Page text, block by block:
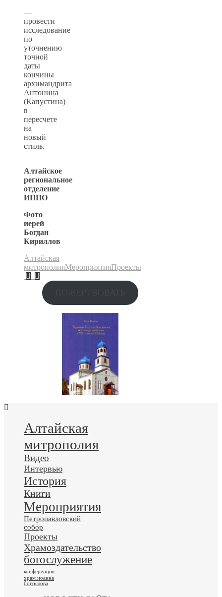
—
провести
исследование
по
уточнению
точной
даты
кончины
архимандрита
Антонина
(Капустина)
в
пересчете
на
новый
стиль.
Алтайское
региональное
отделение
ИППО
Фото
иерей
Богдан
Кириллов
Алтайская
митрополияМероприятияПроекты
Алтайская
митрополия
Видео
Интервью
История
Книги
Мероприятия
Петропавловский
собор
Проекты
Храмоздательство
богослужение
конференция
храм иоанна
богослова